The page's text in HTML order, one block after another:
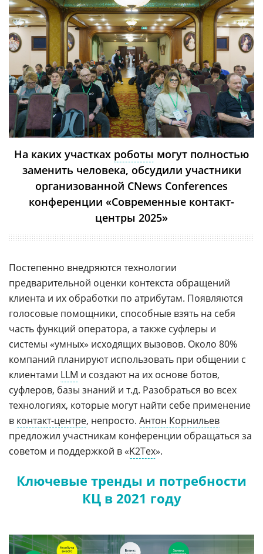
На каких участках роботы могут полностью
заменить человека, обсудили участники
организованной CNews Conferences
конференции «Современные контакт-
центры 2025»
Постепенно внедряются технологии
предварительной оценки контекста обращений
клиента и их обработки по атрибутам. Появляются
голосовые помощники, способные взять на себя
часть функций оператора, а также суфлеры и
системы «умных» исходящих вызовов. Около 80%
компаний планируют использовать при общении с
клиентами LLM и создают на их основе ботов,
суфлеров, базы знаний и т.д. Разобраться во всех
технологиях, которые могут найти себе применение
в контакт-центре, непросто. Антон Корнильев
предложил участникам конференции обращаться за
советом и поддержкой в «K2Тех».
Ключевые тренды и потребности
КЦ в 2021 году